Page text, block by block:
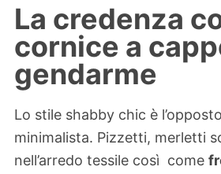
La credenza
cornice a
gendarme
Lo stile shabby chic è
minimalista. Pizzetti, merletti
nell’arredo tessile così come